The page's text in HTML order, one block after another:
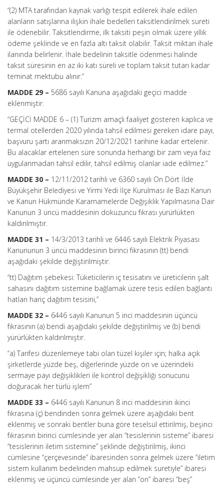
“(2) MTA tarafından kaynak varlığı tespit edilerek ihale edilen
alanların satışlarına ilişkin ihale bedelleri taksitlendirilmek sureti
ile ödenebilir. Taksitlendirme, ilk taksiti peşin olmak üzere yıllık
ödeme şeklinde ve en fazla altı taksit olabilir. Taksit miktarı ihale
ilanında belirlenir. İhale bedelinin taksitle ödenmesi halinde
taksit süresinin en az iki katı süreli ve toplam taksit tutarı kadar
teminat mektubu alınır.”
MADDE 29 – 5686 sayılı Kanuna aşağıdaki geçici madde
eklenmiştir.
“GEÇİCİ MADDE 6 – (1) Turizm amaçlı faaliyet gösteren kaplıca ve
termal otellerden 2020 yılında tahsil edilmesi gereken idare payı,
başvuru şartı aranmaksızın 20/12/2021 tarihine kadar ertelenir.
Bu alacaklar ertelenen süre sonunda herhangi bir zam veya faiz
uygulanmadan tahsil edilir, tahsil edilmiş olanlar iade edilmez.”
MADDE 30 – 12/11/2012 tarihli ve 6360 sayılı On Dört İlde
Büyükşehir Belediyesi ve Yirmi Yedi İlçe Kurulması ile Bazı Kanun
ve Kanun Hükmünde Kararnamelerde Değişiklik Yapılmasına Dair
Kanunun 3 üncü maddesinin dokuzuncu fıkrası yürürlükten
kaldırılmıştır.
MADDE 31 – 14/3/2013 tarihli ve 6446 sayılı Elektrik Piyasası
Kanununun 3 üncü maddesinin birinci fıkrasının (tt) bendi
aşağıdaki şekilde değiştirilmiştir.
“tt) Dağıtım şebekesi: Tüketicilerin iç tesisatını ve üreticilerin şalt
sahasını dağıtım sistemine bağlamak üzere tesis edilen bağlantı
hatları hariç dağıtım tesisini,”
MADDE 32 – 6446 sayılı Kanunun 5 inci maddesinin üçüncü
fıkrasının (a) bendi aşağıdaki şekilde değiştirilmiş ve (b) bendi
yürürlükten kaldırılmıştır.
“a) Tarifesi düzenlemeye tabi olan tüzel kişiler için; halka açık
şirketlerde yüzde beş, diğerlerinde yüzde on ve üzerindeki
sermaye payı değişiklikleri ile kontrol değişikliği sonucunu
doğuracak her türlü işlem”
MADDE 33 – 6446 sayılı Kanunun 8 inci maddesinin ikinci
fıkrasına (ç) bendinden sonra gelmek üzere aşağıdaki bent
eklenmiş ve sonraki bentler buna göre teselsül ettirilmiş, beşinci
fıkrasının birinci cümlesinde yer alan “tesislerinin sisteme” ibaresi
“tesislerinin iletim sistemine” şeklinde değiştirilmiş, ikinci
cümlesine “çerçevesinde” ibaresinden sonra gelmek üzere “iletim
sistem kullanım bedelinden mahsup edilmek suretiyle” ibaresi
eklenmiş ve üçüncü cümlesinde yer alan “on” ibaresi “beş”